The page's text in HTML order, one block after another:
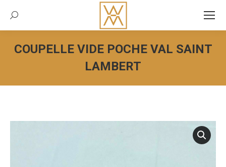
Recherche:
COUPELLE VIDE POCHE VAL SAINT
LAMBERT
Vous êtes ici :